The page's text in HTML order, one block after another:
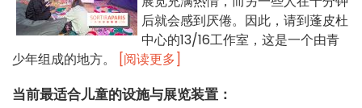
后就会感到厌倦。因此，请到蓬皮杜
中心的13/16工作室，这是一个由青
少年组成的地方。
[阅读更多]
当前最适合儿童的设施与展览装置：